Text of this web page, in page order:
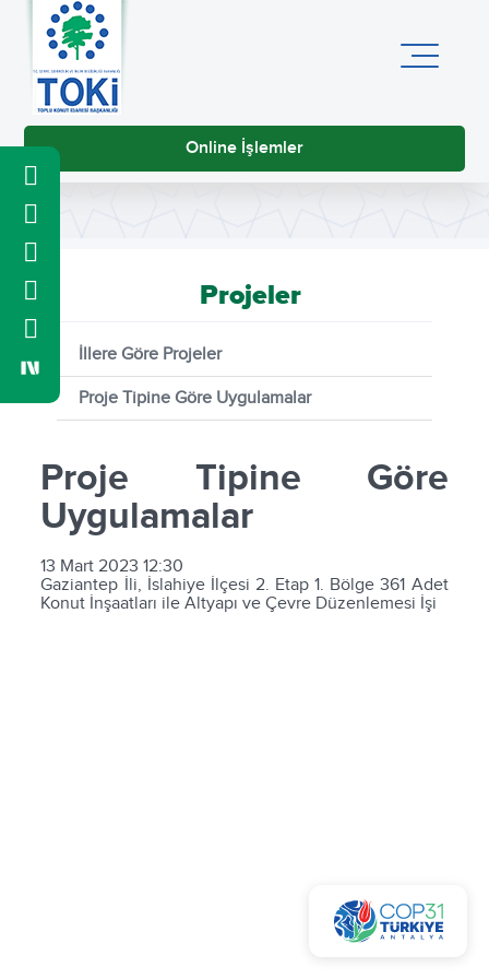
Online İşlemler
Projeler
İllere Göre Projeler
Proje Tipine Göre Uygulamalar
Proje Tipine Göre
Uygulamalar
13 Mart 2023 12:30
Gaziantep İli, İslahiye İlçesi 2. Etap 1. Bölge 361 Adet
Konut İnşaatları ile Altyapı ve Çevre Düzenlemesi İşi